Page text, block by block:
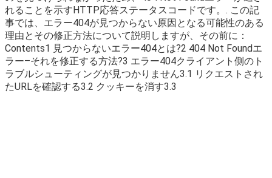
れることを示すHTTP応答ステータスコードです。. この記
事では、エラー404が見つからない原因となる可能性のある
理由とその修正方法について説明しますが、その前に：
Contents1 見つからないエラー404とは?2 404 Not Foundエ
ラー–それを修正する方法?3 エラー404クライアント側のト
ラブルシューティングが見つかりません3.1 リクエストされ
たURLを確認する3.2 クッキーを消す3.3